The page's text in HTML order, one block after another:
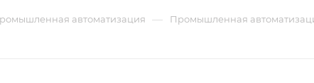
автоматизация — Промышленная